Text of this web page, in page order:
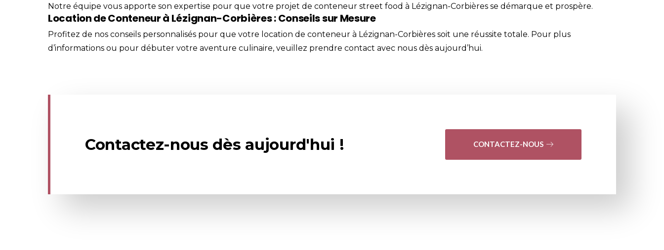
Notre équipe vous apporte son expertise pour que votre projet de conteneur street food à Lézignan-Corbières se démarque et prospère.
Location de Conteneur à Lézignan-Corbières : Conseils sur Mesure
Profitez de nos conseils personnalisés pour que votre location de conteneur à Lézignan-Corbières soit une réussite totale. Pour plus
d’informations ou pour débuter votre aventure culinaire, veuillez prendre contact avec nous dès aujourd’hui.
Contactez-nous dès aujourd'hui ! CONTACTEZ-NOUS